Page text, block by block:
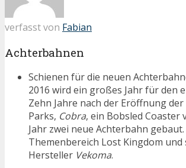
verfasst von Fabian
Achterbahnen
Schienen für die neuen
2016 wird ein großes Jahr für den
Zehn Jahre nach der Eröffnung
Parks, Cobra, ein Bobsled Coaster
Jahr zwei neue Achterbahn
Themenbereich Lost Kingdom
Hersteller Vekoma.